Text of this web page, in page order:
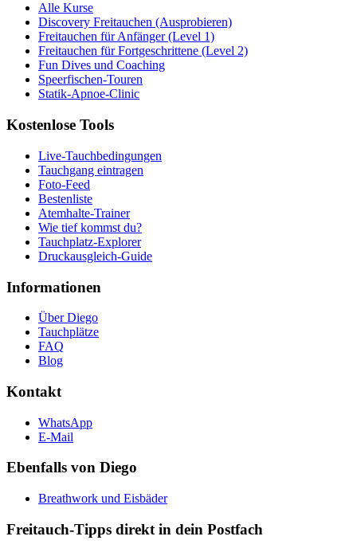
Alle Kurse
Discovery Freitauchen (Ausprobieren)
Freitauchen für Anfänger (Level 1)
Freitauchen für Fortgeschrittene (Level 2)
Fun Dives und Coaching
Speerfischen-Touren
Statik-Apnoe-Clinic
Kostenlose Tools
Live-Tauchbedingungen
Tauchgang eintragen
Foto-Feed
Bestenliste
Atemhalte-Trainer
Wie tief kommst du?
Tauchplatz-Explorer
Druckausgleich-Guide
Informationen
Über Diego
Tauchplätze
FAQ
Blog
Kontakt
WhatsApp
E-Mail
Ebenfalls von Diego
Breathwork und Eisbäder
Freitauch-Tipps direkt in dein Postfach